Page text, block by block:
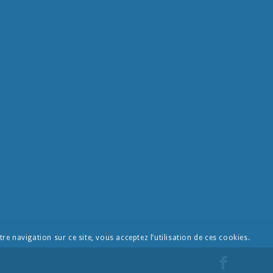
navigation sur ce site, vous acceptez l’utilisation de ces cookies.